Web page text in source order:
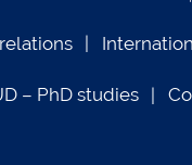
– PhD studies